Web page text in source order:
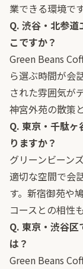
業できる環境です
Q. 渋谷・北参
こですか？
Green Beans
ら選ぶ時間が会
された雰囲気が
神宮外苑の散策
Q. 東京・千駄
りますか？
グリーンビーン
適切な空間で会
す。新宿御苑や
コースとの相性
Q. 東京・渋谷
は？
Green Beans